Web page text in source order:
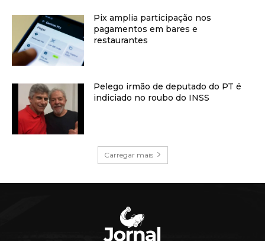
Pix amplia participação nos
pagamentos em bares e
restaurantes
Pelego irmão de deputado do PT é
indiciado no roubo do INSS
Carregar mais